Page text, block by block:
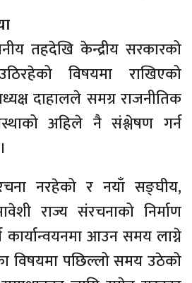
तहदेखि केन्द्रीय सरकारको
विषयमा राखिएको
दाहालले समग्र राजनीतिक
अहिले नै संश्लेषण गर्न
नरहेको र नयाँ सङ्घीय,
राज्य संरचनाको निर्माण
आउन समय लाग्ने
विषयमा पछिल्लो समय उठेको